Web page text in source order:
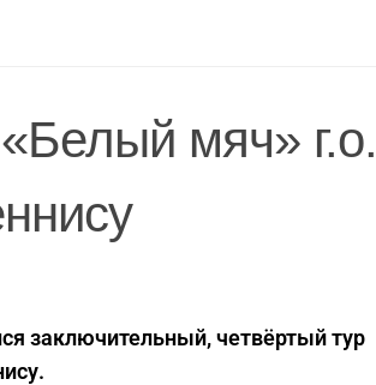
мяч» г.о.
заключительный, четвёртый тур